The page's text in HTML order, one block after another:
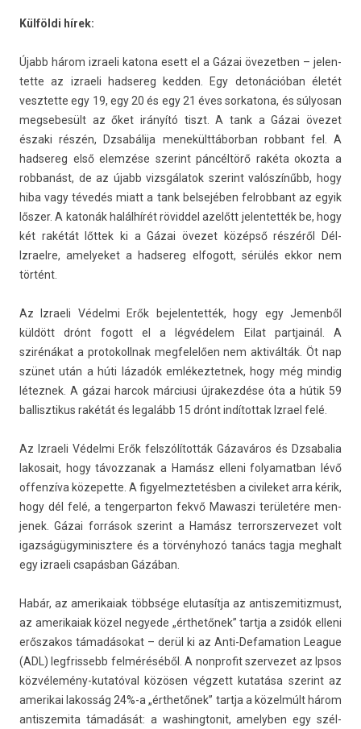
Külföldi hírek:
Újabb három iz­raeli katona esett el a Gázai övezetb­en – jelen­
tette az iz­raeli had­sereg kedd­en. Egy detonációban életét
vesztet­te egy 19, egy 20 és egy 21 éves sor­katona, és súlyosan
meg­sebesült az őket irányító tiszt. A tank a Gázai övezet
északi részén, Dzsabálija menekülttábor­ban rob­bant fel. A
had­sereg első elemzése szerint páncéltörő rakéta okoz­ta a
rob­banást, de az újabb vizsgálatok szerint valószínűbb, hogy
hiba vagy tévedés miatt a tank be­lsejéb­en fel­robbant az egyik
lőszer. A katonák halálhírét rövid­del azelőtt jelen­tették be, hogy
két rakétát lőttek ki a Gázai övezet középső részéről Dél-
Izraelre, amelyeket a had­sereg el­fogott, sérülés ekkor nem
történt.
Az Iz­raeli Védelmi Erők be­jelen­tették, hogy egy Jemen­ből
küldött drónt fogott el a légvédelem Eilat partjainál. A
szirénákat a pro­tokollnak meg­felelő­en nem aktiválták. Öt nap
szünet után a húti lázadók em­lékez­tetnek, hogy még min­dig
létez­nek. A gázai har­cok már­ciusi újrakez­dése óta a hútik 59
bal­lisztikus rakétát és legalább 15 drónt in­dítot­tak Iz­rael felé.
Az Iz­raeli Védelmi Erők felszólították Gázaváros és Dzsabalia
lakosait, hogy távoz­zanak a Hamász el­leni folyamat­ban lévő
of­fen­zíva közepet­te. A figyel­meztetésb­en a civileket arra kérik,
hogy dél felé, a ten­gerpar­ton fekvő Mawas­zi területére men­
jenek. Gázai források szerint a Hamász ter­rorszer­vezet volt
igaz­ságügyminisztere és a törvényhozó tanács tagja meg­halt
egy iz­raeli csapásban Gázában.
Habár, az amerikaiak többsége elutasít­ja az anti­szemitiz­must,
az amerikaiak közel negyede „érthetőnek” tartja a zsidók el­leni
erős­zakos támadásokat – derül ki az Anti-Defamation League
(ADL) legfris­sebb felméréséből. A non­profit szer­vezet az Ipsos
közvélemény-kutatóval közösen végzett kutatása szerint az
amerikai lakos­ság 24%-a „érthetőnek” tartja a közelmúlt három
anti­szemita támadását: a was­hingtonit, amelyb­en egy szél­